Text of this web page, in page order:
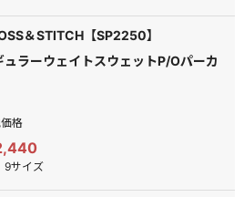
＆STITCH【SP2250】
ュラーウェイトスウェットP/Oパーカ
格
9サイズ